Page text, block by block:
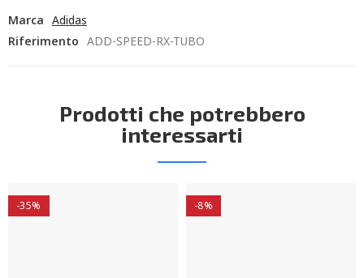
Marca Adidas
Riferimento ADD-SPEED-RX-TUBO
Prodotti che potrebbero
interessarti
-35% -8%